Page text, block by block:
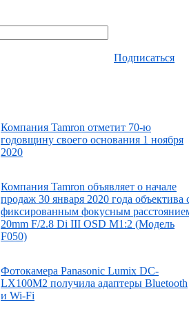
Подписаться
Компания Tamron отметит 70-ю
годовщину своего основания 1 ноября
2020
Компания Tamron объявляет о начале
продаж 30 января 2020 года объектива
фиксированным фокусным
20mm F/2.8 Di III OSD M1:2 (Модель
F050)
Фотокамера Panasonic Lumix DC-
LX100M2 получила адаптеры Bluetooth
и Wi-Fi